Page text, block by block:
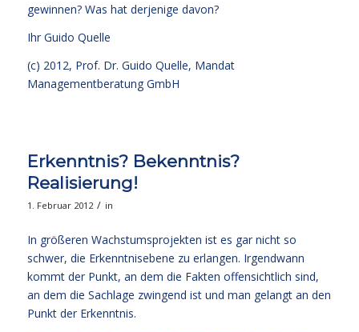
gewinnen? Was hat derjenige davon?
Ihr Guido Quelle
(c) 2012, Prof. Dr. Guido Quelle, Mandat
Managementberatung GmbH
Erkenntnis? Bekenntnis?
Realisierung!
1. Februar 2012 / in
In größeren Wachstumsprojekten ist es gar nicht so
schwer, die Erkenntnisebene zu erlangen. Irgendwann
kommt der Punkt, an dem die Fakten offensichtlich sind,
an dem die Sachlage zwingend ist und man gelangt an den
Punkt der Erkenntnis.